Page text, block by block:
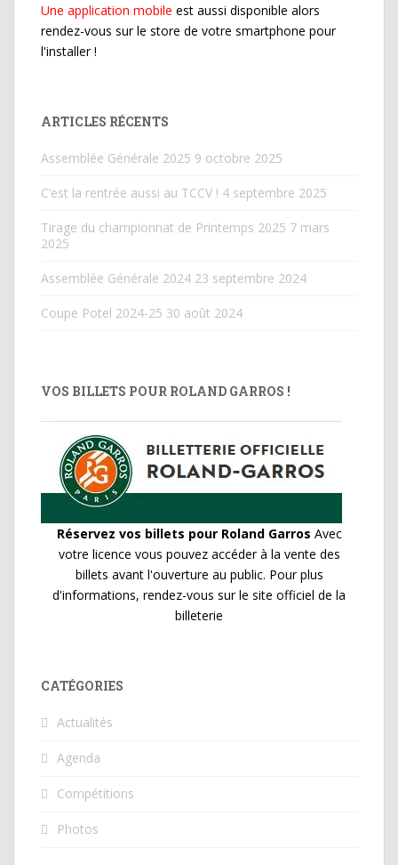
Une application mobile est aussi disponible alors
rendez-vous sur le store de votre smartphone pour
l'installer !
ARTICLES RÉCENTS
Assemblée Générale 2025 9 octobre 2025
C’est la rentrée aussi au TCCV ! 4 septembre 2025
Tirage du championnat de Printemps 2025 7 mars
2025
Assemblée Générale 2024 23 septembre 2024
Coupe Potel 2024-25 30 août 2024
VOS BILLETS POUR ROLAND GARROS !
Réservez vos billets pour Roland Garros Avec
votre licence vous pouvez accéder à la vente des
billets avant l'ouverture au public. Pour plus
d'informations, rendez-vous sur le site officiel de la
billeterie
CATÉGORIES
Actualités
Agenda
Compétitions
Photos